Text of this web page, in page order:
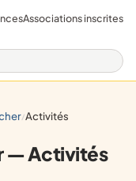
Associations inscrites
/ activités
— Activités